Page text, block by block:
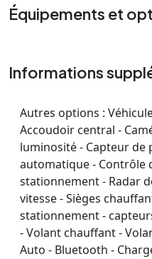
Équipements et
Informations
Autres options :
Accoudoir central -
luminosité - Capteur de
automatique - Contrôle
stationnement - Radar
vitesse - Sièges
stationnement -
- Volant chauffant -
Auto - Bluetooth -